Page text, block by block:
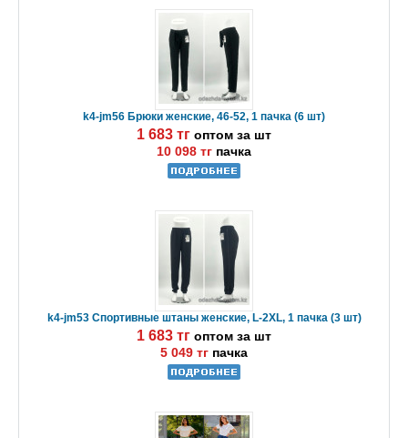
k4-jm56 Брюки женские, 46-52, 1 пачка (6 шт)
1 683 тг оптом за шт
10 098 тг пачка
k4-jm53 Спортивные штаны женские, L-2XL, 1 пачка (3 шт)
1 683 тг оптом за шт
5 049 тг пачка